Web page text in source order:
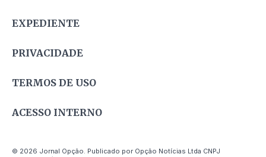
EXPEDIENTE
PRIVACIDADE
TERMOS DE USO
ACESSO INTERNO
© 2026 Jornal Opção. Publicado por Opção Notícias Ltda CNPJ